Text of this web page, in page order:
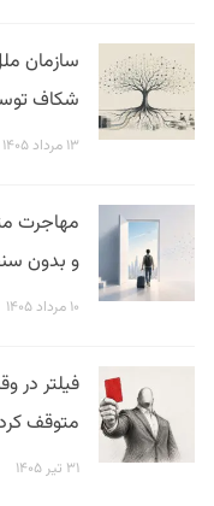
سازمان
شکاف
۱۳ مرداد ۱۴۰۵
مهاجرت
و بدون
۱۰ مرداد ۱۴۰۵
متوقف
۳۱ تیر ۱۴۰۵